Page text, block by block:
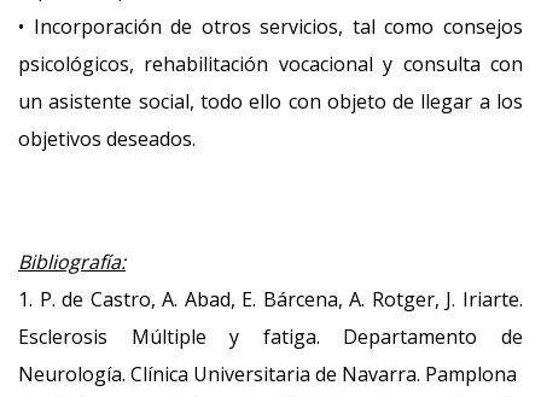
• Incorporación de otros servicios, tal como consejos
psicológicos, rehabilitación vocacional y consulta con
un asistente social, todo ello con objeto de llegar a los
objetivos deseados.
Bibliografía:
1. P. de Castro, A. Abad, E. Bárcena, A. Rotger, J. Iriarte.
Esclerosis Múltiple y fatiga. Departamento de
Neurología. Clínica Universitaria de Navarra. Pamplona